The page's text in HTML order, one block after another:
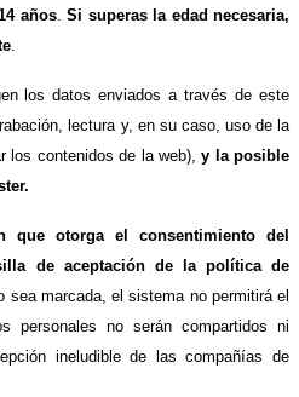
años.Si superas la edad necesaria,
los datos enviados a través de este
lectura y, en su caso, uso de la
los contenidos de la web),y la posible
que otorga el consentimiento del
de aceptación de la política de
sea marcada, el sistema no permitirá el
personales no serán compartidos ni
ineludible de las compañías de